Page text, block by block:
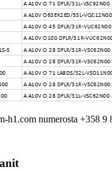
h1.com numerosta +358 9